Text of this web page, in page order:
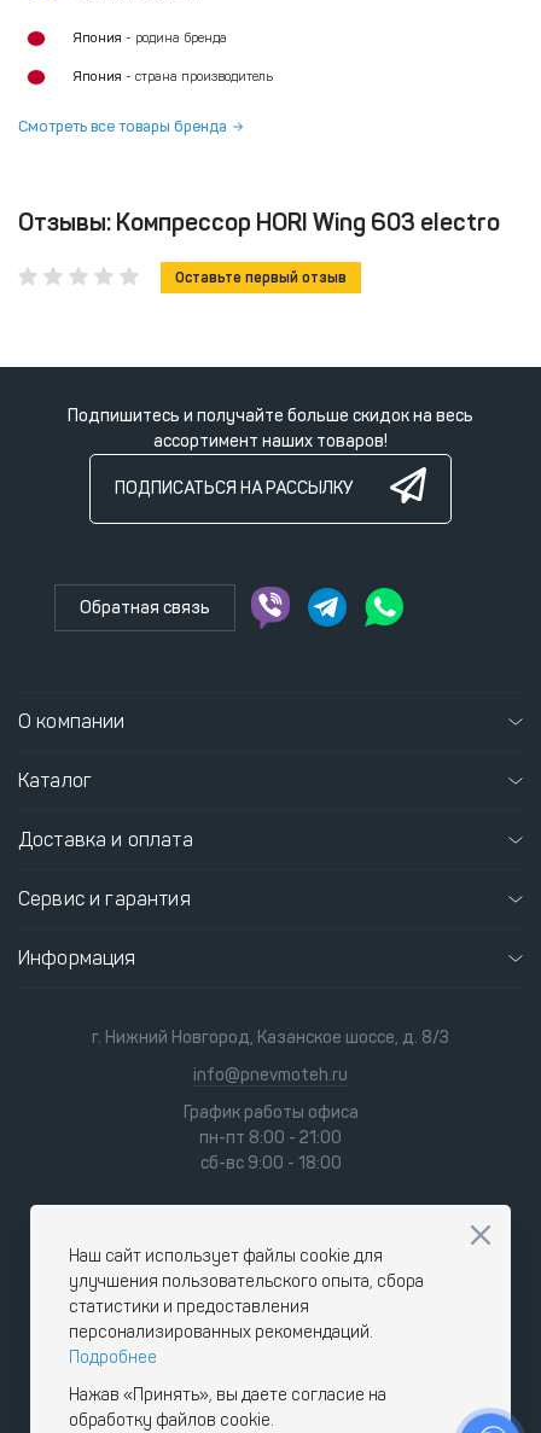
Япония - родина бренда
Япония - страна производитель
Смотреть все товары бренда
Отзывы: Компрессор HORI Wing 603 electro
Оставьте первый отзыв
Подпишитесь и получайте больше скидок на весь
ассортимент наших товаров!
ПОДПИСАТЬСЯ НА РАССЫЛКУ
Обратная связь
О компании
Каталог
Доставка и оплата
Сервис и гарантия
Информация
г. Нижний Новгород, Казанское шоссе, д. 8/3
info@pnevmoteh.ru
График работы офиса
пн-пт 8:00 - 21:00
сб-вс 9:00 - 18:00
Наш сайт использует файлы cookie для
улучшения пользовательского опыта, сбора
статистики и предоставления
персонализированных рекомендаций.
Подробнее
Нажав «Принять», вы даете согласие на
обработку файлов cookie.